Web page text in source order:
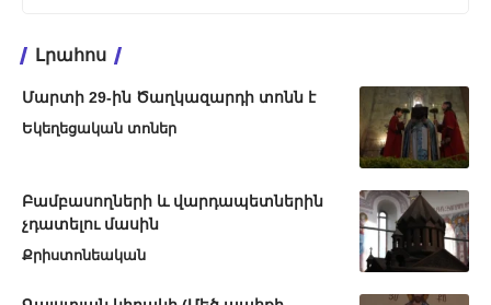
Լրահոս
Մարտի 29-ին Ծաղկազարդի տոնն է
Եկեղեցական տոներ
Բամբասողների և վարդապետներին
չդատելու մասին
Քրիստոնեական